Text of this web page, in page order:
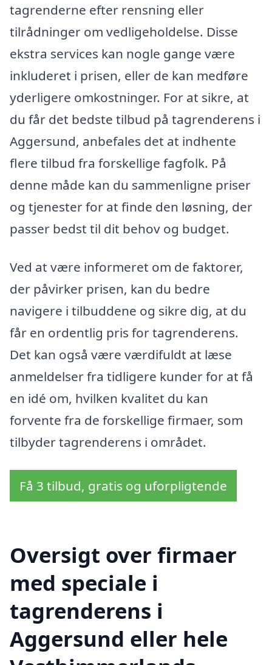
tagrenderne efter rensning eller
tilrådninger om vedligeholdelse. Disse
ekstra services kan nogle gange være
inkluderet i prisen, eller de kan medføre
yderligere omkostninger. For at sikre, at
du får det bedste tilbud på tagrenderens i
Aggersund, anbefales det at indhente
flere tilbud fra forskellige fagfolk. På
denne måde kan du sammenligne priser
og tjenester for at finde den løsning, der
passer bedst til dit behov og budget.
Ved at være informeret om de faktorer,
der påvirker prisen, kan du bedre
navigere i tilbuddene og sikre dig, at du
får en ordentlig pris for tagrenderens.
Det kan også være værdifuldt at læse
anmeldelser fra tidligere kunder for at få
en idé om, hvilken kvalitet du kan
forvente fra de forskellige firmaer, som
tilbyder tagrenderens i området.
Få 3 tilbud, gratis og uforpligtende
Oversigt over firmaer
med speciale i
tagrenderens i
Aggersund eller hele